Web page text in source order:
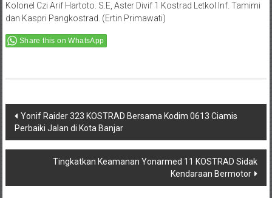
Kolonel Czi Arif Hartoto. S.E, Aster Divif 1 Kostrad Letkol Inf. Tamimi
dan Kaspri Pangkostrad. (Ertin Primawati)
Share this on WhatsApp
Post
navigation
Yonif Raider 323 KOSTRAD Bersama Kodim 0613 Ciamis
Perbaiki Jalan di Kota Banjar
Tingkatkan Keamanan Yonarmed 11 KOSTRAD Sidak
Kendaraan Bermotor